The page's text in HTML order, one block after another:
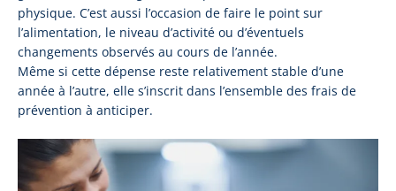
physique. C’est aussi l’occasion de faire le point sur
l’alimentation, le niveau d’activité ou d’éventuels
changements observés au cours de l’année.
Même si cette dépense reste relativement stable d’une
année à l’autre, elle s’inscrit dans l’ensemble des frais de
prévention à anticiper.